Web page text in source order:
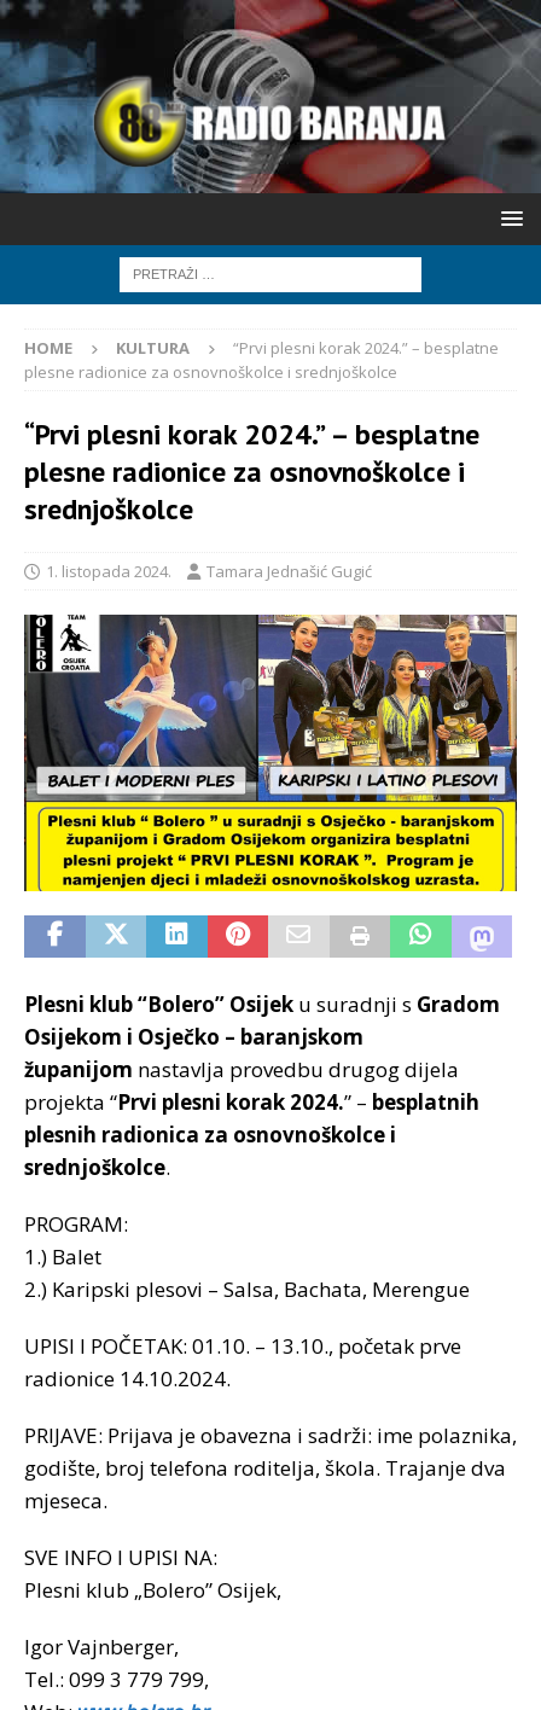
HOME KULTURA
“Prvi plesni korak 2024.” – besplatne
plesne radionice za osnovnoškolce i srednjoškolce
“Prvi plesni korak 2024.” – besplatne
plesne radionice za osnovnoškolce i
srednjoškolce
1. listopada 2024. Tamara Jednašić Gugić
Plesni klub “Bolero” Osijek u suradnji s Gradom
Osijekom i Osječko – baranjskom
županijom nastavlja provedbu drugog dijela
projekta “Prvi plesni korak 2024.” – besplatnih
plesnih radionica za osnovnoškolce i
srednjoškolce.
PROGRAM:
1.) Balet
2.) Karipski plesovi – Salsa, Bachata, Merengue
UPISI I POČETAK: 01.10. – 13.10., početak prve
radionice 14.10.2024.
PRIJAVE: Prijava je obavezna i sadrži: ime polaznika,
godište, broj telefona roditelja, škola. Trajanje dva
mjeseca.
SVE INFO I UPISI NA:
Plesni klub „Bolero” Osijek,
Igor Vajnberger,
Tel.: 099 3 779 799,